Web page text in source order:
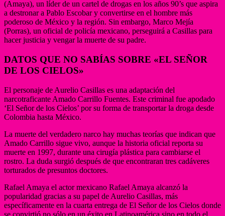
(Amaya), un líder de un cartel de drogas en los años 90’s que aspira
a destronar a Pablo Escobar y convertirse en el hombre más
poderoso de México y la región. Sin embargo, Marco Mejía
(Porras), un oficial de policía mexicano, perseguirá a Casillas para
hacer justicia y vengar la muerte de su padre.
DATOS QUE NO SABÍAS SOBRE «EL SEÑOR
DE LOS CIELOS»
El personaje de Aurelio Casillas es una adaptación del
narcotraficante Amado Carrillo Fuentes. Este criminal fue apodado
‘El Señor de los Cielos’ por su forma de transportar la droga desde
Colombia hasta México.
La muerte del verdadero narco hay muchas teorías que indican que
Amado Carrillo sigue vivo, aunque la historia oficial reporta su
muerte en 1997, durante una cirugía plástica para cambiarse el
rostro. La duda surgió después de que encontraran tres cadáveres
torturados de presuntos doctores.
Rafael Amaya el actor mexicano Rafael Amaya alcanzó la
popularidad gracias a su papel de Aurelio Casillas, más
específicamente en la cuarta entrega de El Señor de los Cielos donde
se convirtió no sólo en un éxito en Latinoamérica sino en todo el